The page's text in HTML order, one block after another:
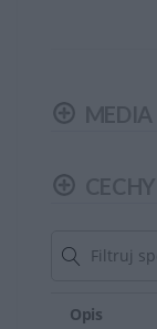
Tonery HP są
standardowe,
Tonery HP
grafiki. Są
Opis